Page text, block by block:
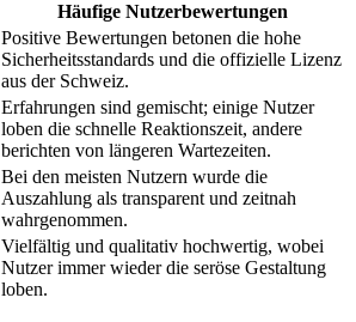
Häufige Nutzerbewertungen
Positive Bewertungen betonen die hohe
Sicherheitsstandards und die offizielle Lizenz
aus der Schweiz.
Erfahrungen sind gemischt; einige Nutzer
loben die schnelle Reaktionszeit, andere
berichten von längeren Wartezeiten.
Bei den meisten Nutzern wurde die
Auszahlung als transparent und zeitnah
wahrgenommen.
Vielfältig und qualitativ hochwertig, wobei
Nutzer immer wieder die seröse Gestaltung
loben.